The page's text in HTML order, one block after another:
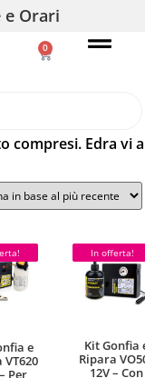
e Orari
0
Edra vi
e
VT620
Per
In offerta!
Kit Gonfia
Ripara
12V – Con